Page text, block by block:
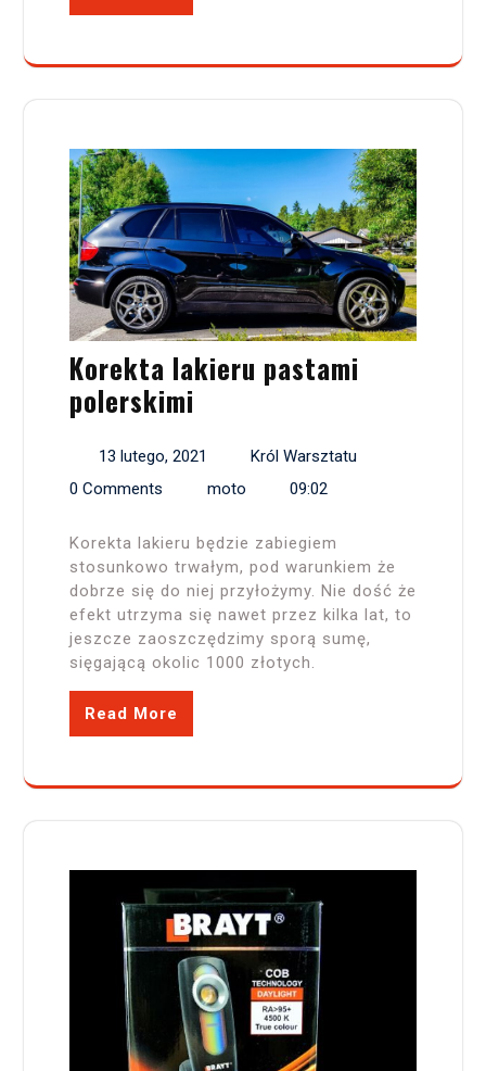
Korekta lakieru pastami
polerskimi
13 lutego, 2021
Król Warsztatu
0 Comments
moto 09:02
Korekta lakieru będzie zabiegiem
stosunkowo trwałym, pod warunkiem że
dobrze się do niej przyłożymy. Nie dość że
efekt utrzyma się nawet przez kilka lat, to
jeszcze zaoszczędzimy sporą sumę,
sięgającą okolic 1000 złotych.
Read More